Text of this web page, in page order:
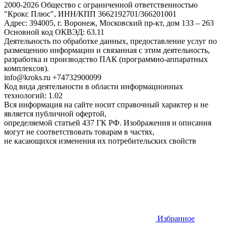
2000-2026 Общество с ограниченной ответственностью
"Крокс Плюс", ИНН/КПП 3662192701/366201001
Адрес: 394005, г. Воронеж, Московский пр-кт, дом 133 – 263
Основной код ОКВЭД: 63.11
Деятельность по обработке данных, предоставление услуг по
размещению информации и связанная с этим деятельность,
разработка и производство ПАК (программно-аппаратных
комплексов).
info@kroks.ru +74732900099
Код вида деятельности в области информационных
технологий: 1.02
Вся информация на сайте носит справочный характер и не
является публичной офертой,
определяемой статьей 437 ГК РФ. Изображения и описания
могут не соответствовать товарам в частях,
не касающихся изменения их потребительских свойств
Избранное